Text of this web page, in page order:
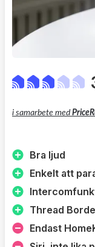
i samarbete med
Bra ljud
Enkelt att
Thread
Endast